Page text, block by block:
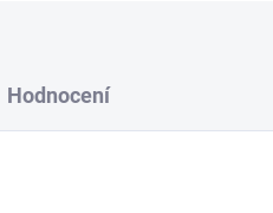
Hodnocení